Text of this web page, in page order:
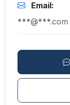
Email:
***@***.com